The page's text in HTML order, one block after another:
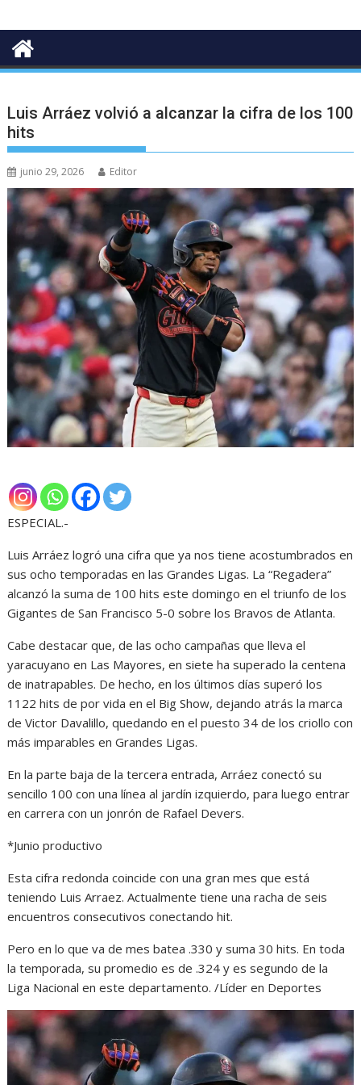
Luis Arráez volvió a alcanzar la cifra de los 100
hits
junio 29, 2026 Editor
ESPECIAL.-
Luis Arráez logró una cifra que ya nos tiene acostumbrados en
sus ocho temporadas en las Grandes Ligas. La “Regadera”
alcanzó la suma de 100 hits este domingo en el triunfo de los
Gigantes de San Francisco 5-0 sobre los Bravos de Atlanta.
Cabe destacar que, de las ocho campañas que lleva el
yaracuyano en Las Mayores, en siete ha superado la centena
de inatrapables. De hecho, en los últimos días superó los
1122 hits de por vida en el Big Show, dejando atrás la marca
de Victor Davalillo, quedando en el puesto 34 de los criollo con
más imparables en Grandes Ligas.
En la parte baja de la tercera entrada, Arráez conectó su
sencillo 100 con una línea al jardín izquierdo, para luego entrar
en carrera con un jonrón de Rafael Devers.
*Junio productivo
Esta cifra redonda coincide con una gran mes que está
teniendo Luis Arraez. Actualmente tiene una racha de seis
encuentros consecutivos conectando hit.
Pero en lo que va de mes batea .330 y suma 30 hits. En toda
la temporada, su promedio es de .324 y es segundo de la
Liga Nacional en este departamento. /Líder en Deportes